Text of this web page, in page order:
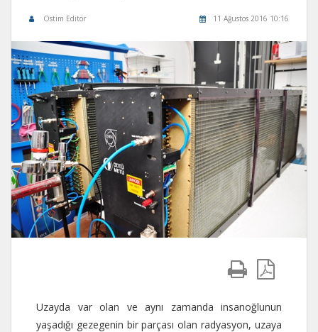
Ostim Editör 11 Ağustos 2016 10:16
Uzayda var olan ve aynı zamanda insanoğlunun
yaşadığı gezegenin bir parçası olan radyasyon, uzaya